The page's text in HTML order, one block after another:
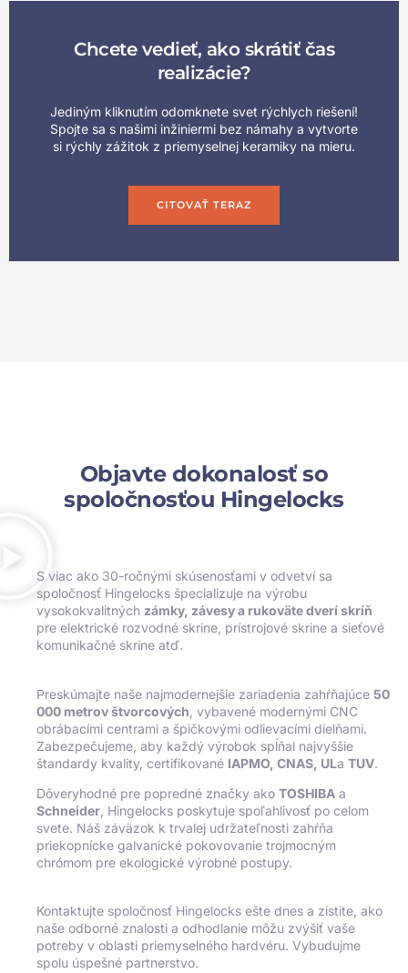
Chcete vedieť, ako skrátiť čas
realizácie?
Jediným kliknutím odomknete svet rýchlych riešení!
Spojte sa s našimi inžiniermi bez námahy a vytvorte
si rýchly zážitok z priemyselnej keramiky na mieru.
CITOVAŤ TERAZ
Objavte dokonalosť so
spoločnosťou Hingelocks
S viac ako 30-ročnými skúsenosťami v odvetví sa
spoločnosť Hingelocks špecializuje na výrobu
vysokokvalitných zámky, závesy a rukoväte dverí skríň
pre elektrické rozvodné skrine, prístrojové skrine a sieťové
komunikačné skrine atď.
Preskúmajte naše najmodernejšie zariadenia zahŕňajúce 50
000 metrov štvorcových , vybavené modernými CNC
obrábacími centrami a špičkovými odlievacími dielňami.
Zabezpečujeme, aby každý výrobok spĺňal najvyššie
štandardy kvality, certifikované IAPMO, CNAS, ULa TUV.
Dôveryhodné pre popredné značky ako TOSHIBA a
Schneider , Hingelocks poskytuje spoľahlivosť po celom
svete. Náš záväzok k trvalej udržateľnosti zahŕňa
priekopnícke galvanické pokovovanie trojmocným
chrómom pre ekologické výrobné postupy.
Kontaktujte spoločnosť Hingelocks ešte dnes a zistite, ako
naše odborné znalosti a odhodlanie môžu zvýšiť vaše
potreby v oblasti priemyselného hardvéru. Vybudujme
spolu úspešné partnerstvo.